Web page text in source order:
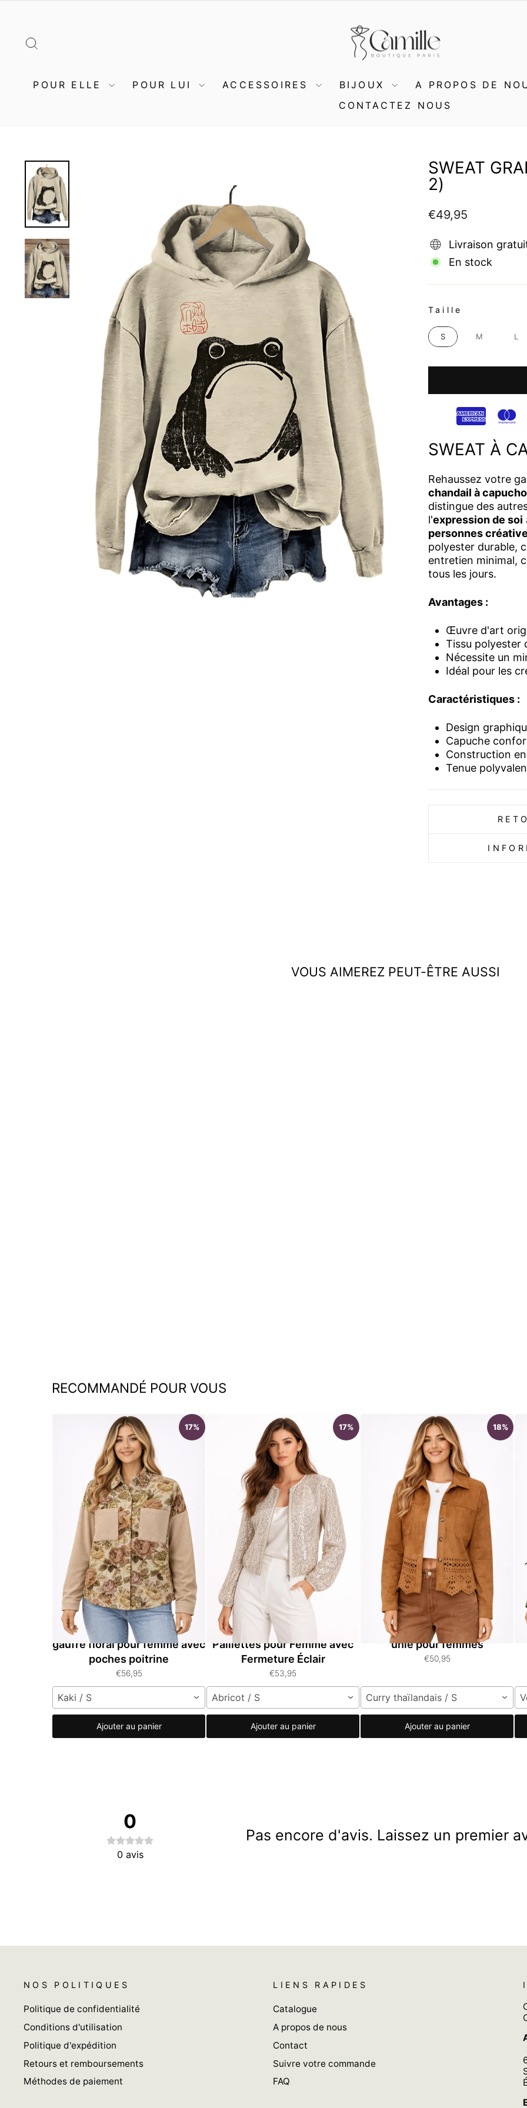
POUR ELLE POUR LUI ACCESSOIRES BIJOUX
A PROPOS DE
CONTACTEZ NOUS
SWEAT
2)
Prix
€49,95
Livraison
En stock
Taille
S M L
SWEAT À
Rehaussez votre
chandail à
distingue des
l'expression de soi
personnes
polyester durable,
entretien minimal,
tous les jours.
Avantages :
Œuvre d'art
Tissu polyester
Nécessite un
Idéal pour les
Caractéristiques :
Design
Capuche
Construction
Tenue
VOUS AIMEREZ PEUT-ÊTRE AUSSI
RECOMMANDÉ POUR VOUS
17%
Veste à boutons en tricot
gaufré floral pour femme avec
poches poitrine
€56,95
Kaki / S
Ajouter au panier
17%
Veste à Manches Longues à
Paillettes pour Femme avec
Fermeture Éclair
€53,95
Abricot / S
Ajouter au panier
18%
Veste rétro en faux suède
unie pour femmes
€50,95
Curry thaïlandais / S
Ajouter au panier
0
0 avis
Pas encore d'avis. Laissez un premier
NOS POLITIQUES
Politique de confidentialité
Conditions d'utilisation
Politique d'expédition
Retours et remboursements
Méthodes de paiement
LIENS RAPIDES
Catalogue
A propos de nous
Contact
Suivre votre commande
FAQ